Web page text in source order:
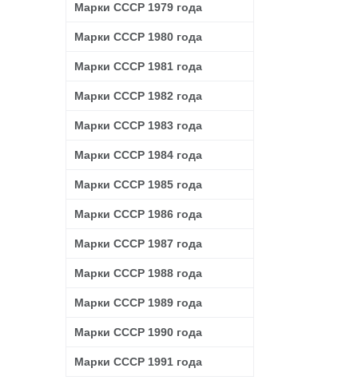
Марки СССР 1979 года
Марки СССР 1980 года
Марки СССР 1981 года
Марки СССР 1982 года
Марки СССР 1983 года
Марки СССР 1984 года
Марки СССР 1985 года
Марки СССР 1986 года
Марки СССР 1987 года
Марки СССР 1988 года
Марки СССР 1989 года
Марки СССР 1990 года
Марки СССР 1991 года